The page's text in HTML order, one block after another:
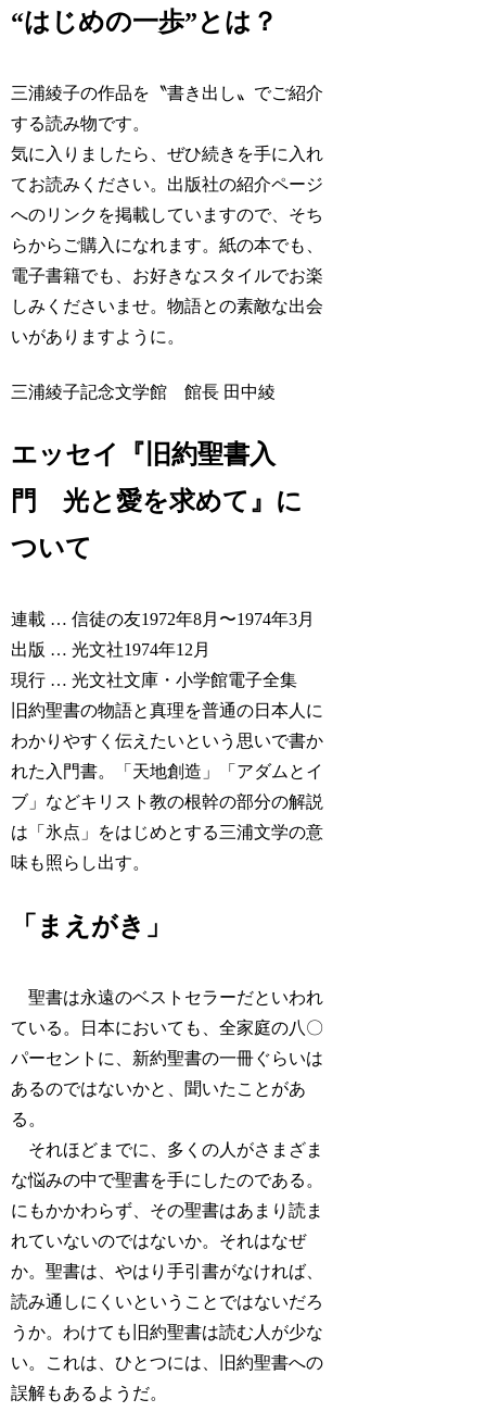
“はじめの一歩”とは？
三浦綾子の作品を〝書き出し〟でご紹介
する読み物です。
気に入りましたら、ぜひ続きを手に入れ
てお読みください。出版社の紹介ページ
へのリンクを掲載していますので、そち
らからご購入になれます。紙の本でも、
電子書籍でも、お好きなスタイルでお楽
しみくださいませ。物語との素敵な出会
いがありますように。
三浦綾子記念文学館 館長 田中綾
エッセイ『旧約聖書入
門 光と愛を求めて』に
ついて
連載 … 信徒の友1972年8月〜1974年3月
出版 … 光文社1974年12月
現行 … 光文社文庫・小学館電子全集
旧約聖書の物語と真理を普通の日本人に
わかりやすく伝えたいという思いで書か
れた入門書。「天地創造」「アダムとイ
ブ」などキリスト教の根幹の部分の解説
は「氷点」をはじめとする三浦文学の意
味も照らし出す。
「まえがき」
聖書は永遠のベストセラーだといわれ
ている。日本においても、全家庭の八〇
パーセントに、新約聖書の一冊ぐらいは
あるのではないかと、聞いたことがあ
る。
それほどまでに、多くの人がさまざま
な悩みの中で聖書を手にしたのである。
にもかかわらず、その聖書はあまり読ま
れていないのではないか。それはなぜ
か。聖書は、やはり手引書がなければ、
読み通しにくいということではないだろ
うか。わけても旧約聖書は読む人が少な
い。これは、ひとつには、旧約聖書への
誤解もあるようだ。